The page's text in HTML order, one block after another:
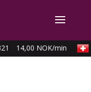
14,00 NOK/min